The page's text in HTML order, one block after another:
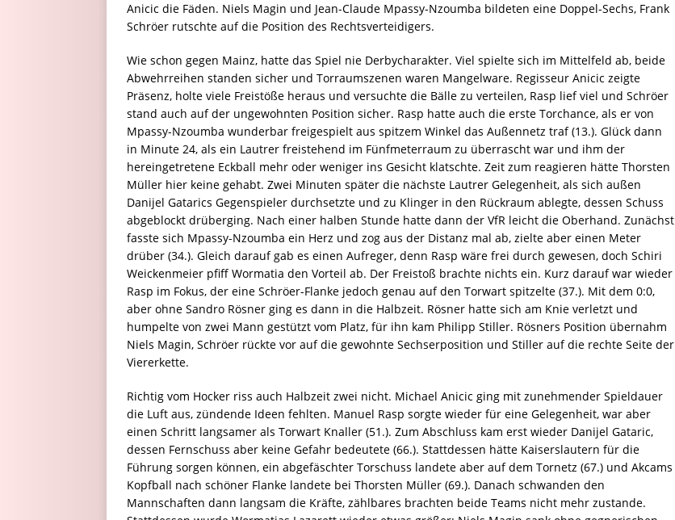
Anicic die Fäden. Niels Magin und Jean-Claude Mpassy-Nzoumba bildeten eine Doppel-Sechs, Frank
Schröer rutschte auf die Position des Rechtsverteidigers.
Wie schon gegen Mainz, hatte das Spiel nie Derbycharakter. Viel spielte sich im Mittelfeld ab, beide
Abwehrreihen standen sicher und Torraumszenen waren Mangelware. Regisseur Anicic zeigte
Präsenz, holte viele Freistöße heraus und versuchte die Bälle zu verteilen, Rasp lief viel und Schröer
stand auch auf der ungewohnten Position sicher. Rasp hatte auch die erste Torchance, als er von
Mpassy-Nzoumba wunderbar freigespielt aus spitzem Winkel das Außennetz traf (13.). Glück dann
in Minute 24, als ein Lautrer freistehend im Fünfmeterraum zu überrascht war und ihm der
hereingetretene Eckball mehr oder weniger ins Gesicht klatschte. Zeit zum reagieren hätte Thorsten
Müller hier keine gehabt. Zwei Minuten später die nächste Lautrer Gelegenheit, als sich außen
Danijel Gatarics Gegenspieler durchsetzte und zu Klinger in den Rückraum ablegte, dessen Schuss
abgeblockt drüberging. Nach einer halben Stunde hatte dann der VfR leicht die Oberhand. Zunächst
fasste sich Mpassy-Nzoumba ein Herz und zog aus der Distanz mal ab, zielte aber einen Meter
drüber (34.). Gleich darauf gab es einen Aufreger, denn Rasp wäre frei durch gewesen, doch Schiri
Weickenmeier pfiff Wormatia den Vorteil ab. Der Freistoß brachte nichts ein. Kurz darauf war wieder
Rasp im Fokus, der eine Schröer-Flanke jedoch genau auf den Torwart spitzelte (37.). Mit dem 0:0,
aber ohne Sandro Rösner ging es dann in die Halbzeit. Rösner hatte sich am Knie verletzt und
humpelte von zwei Mann gestützt vom Platz, für ihn kam Philipp Stiller. Rösners Position übernahm
Niels Magin, Schröer rückte vor auf die gewohnte Sechserposition und Stiller auf die rechte Seite der
Viererkette.
Richtig vom Hocker riss auch Halbzeit zwei nicht. Michael Anicic ging mit zunehmender Spieldauer
die Luft aus, zündende Ideen fehlten. Manuel Rasp sorgte wieder für eine Gelegenheit, war aber
einen Schritt langsamer als Torwart Knaller (51.). Zum Abschluss kam erst wieder Danijel Gataric,
dessen Fernschuss aber keine Gefahr bedeutete (66.). Stattdessen hätte Kaiserslautern für die
Führung sorgen können, ein abgefäschter Torschuss landete aber auf dem Tornetz (67.) und Akcams
Kopfball nach schöner Flanke landete bei Thorsten Müller (69.). Danach schwanden den
Mannschaften dann langsam die Kräfte, zählbares brachten beide Teams nicht mehr zustande.